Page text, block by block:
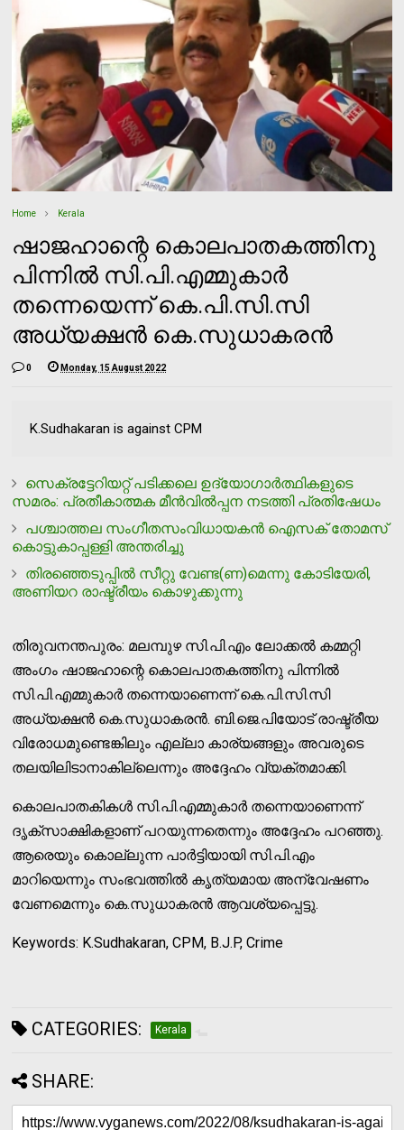
Home Kerala
ഷാജഹാന്റെ കൊലപാതകത്തിനു
പിന്നില്‍ സി.പി.എമ്മുകാര്‍
തന്നെയെന്ന് കെ.പി.സി.സി
അധ്യക്ഷന്‍ കെ.സുധാകരന്‍
0 Monday, 15 August 2022
K.Sudhakaran is against CPM
സെക്രട്ടേറിയറ്റ് പടിക്കലെ ഉദ്യോഗാര്‍ത്ഥികളുടെ
സമരം: പ്രതീകാത്മക മീന്‍വില്‍പ്പന നടത്തി പ്രതിഷേധം
പശ്ചാത്തല സംഗീതസംവിധായകന്‍ ഐസക് തോമസ്
കൊട്ടുകാപ്പള്ളി അന്തരിച്ചു
തിരഞ്ഞെടുപ്പില്‍ സീറ്റു വേണ്ട(ണ)മെന്നു കോടിയേരി,
അണിയറ രാഷ്ട്രീയം കൊഴുക്കുന്നു
തിരുവനന്തപുരം: മലമ്പുഴ സി.പി.എം ലോക്കല്‍ കമ്മറ്റി
അംഗം ഷാജഹാന്റെ കൊലപാതകത്തിനു പിന്നില്‍
സി.പി.എമ്മുകാര്‍ തന്നെയാണെന്ന് കെ.പി.സി.സി
അധ്യക്ഷന്‍ കെ.സുധാകരന്‍. ബി.ജെ.പിയോട് രാഷ്ട്രീയ
വിരോധമുണ്ടെങ്കിലും എല്ലാ കാര്യങ്ങളും അവരുടെ
തലയിലിടാനാകില്ലെന്നും അദ്ദേഹം വ്യക്തമാക്കി.
കൊലപാതകികള്‍ സി.പി.എമ്മുകാര്‍ തന്നെയാണെന്ന്
ദൃക്‌സാക്ഷികളാണ് പറയുന്നതെന്നും അദ്ദേഹം പറഞ്ഞു.
ആരെയും കൊല്ലുന്ന പാര്‍ട്ടിയായി സി.പി.എം
മാറിയെന്നും സംഭവത്തില്‍ കൃത്യമായ അന്വേഷണം
വേണമെന്നും കെ.സുധാകരന്‍ ആവശ്യപ്പെട്ടു.
Keywords: K.Sudhakaran, CPM, B.J.P, Crime
CATEGORIES: Kerala
SHARE: